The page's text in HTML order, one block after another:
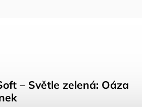
– Světle zelená: Oáza